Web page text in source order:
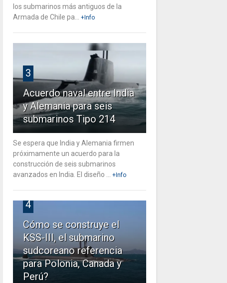
los submarinos más antiguos de la
Armada de Chile pa...
+Info
3
Acuerdo naval entre India
y Alemania para seis
submarinos Tipo 214
Se espera que India y Alemania firmen
próximamente un acuerdo para la
construcción de seis submarinos
avanzados en India. El diseño ...
+Info
4
Cómo se construye el
KSS-III, el submarino
sudcoreano referencia
para Polonia, Canada y
Perú?